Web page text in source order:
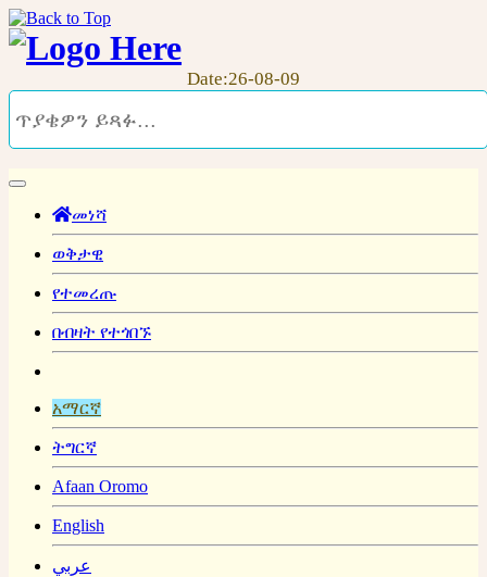
Date:26-08-09
መነሻ
ወቅታዊ
የተመረጡ
በብዛት የተጎበኙ
አማርኛ
ትግርኛ
Afaan Oromo
English
عربي